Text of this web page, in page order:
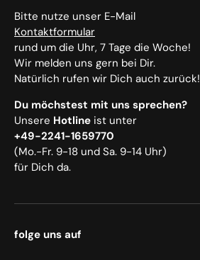
Bitte nutze unser E-Mail
Kontaktformular
rund um die Uhr, 7 Tage die Woche!
Wir melden uns gern bei Dir.
Natürlich rufen wir Dich auch zurück!
Du möchstest mit uns sprechen?
Unsere Hotline ist unter
+49-2241-1659770
(Mo.-Fr. 9-18 und Sa. 9-14 Uhr)
für Dich da.
folge uns auf